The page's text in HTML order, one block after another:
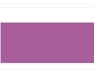
⑤考生自述
力、研究计